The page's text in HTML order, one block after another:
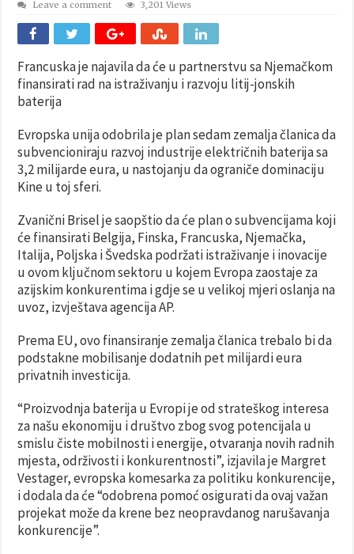
Leave a comment
3,201 Views
Francuska je najavila da će u partnerstvu sa Njemačkom
finansirati rad na istraživanju i razvoju litij-jonskih
baterija
Evropska unija odobrila je plan sedam zemalja članica da
subvencioniraju razvoj industrije električnih baterija sa
3,2 milijarde eura, u nastojanju da ograniče dominaciju
Kine u toj sferi.
Zvanični Brisel je saopštio da će plan o subvencijama koji
će finansirati Belgija, Finska, Francuska, Njemačka,
Italija, Poljska i Švedska podržati istraživanje i inovacije
u ovom ključnom sektoru u kojem Evropa zaostaje za
azijskim konkurentima i gdje se u velikoj mjeri oslanja na
uvoz, izvještava agencija AP.
Prema EU, ovo finansiranje zemalja članica trebalo bi da
podstakne mobilisanje dodatnih pet milijardi eura
privatnih investicija.
“Proizvodnja baterija u Evropi je od strateškog interesa
za našu ekonomiju i društvo zbog svog potencijala u
smislu čiste mobilnosti i energije, otvaranja novih radnih
mjesta, održivosti i konkurentnosti”, izjavila je Margret
Vestager, evropska komesarka za politiku konkurencije,
i dodala da će “odobrena pomoć osigurati da ovaj važan
projekat može da krene bez neopravdanog narušavanja
konkurencije”.